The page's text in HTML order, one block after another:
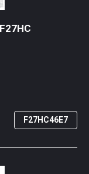
F27HC46E7